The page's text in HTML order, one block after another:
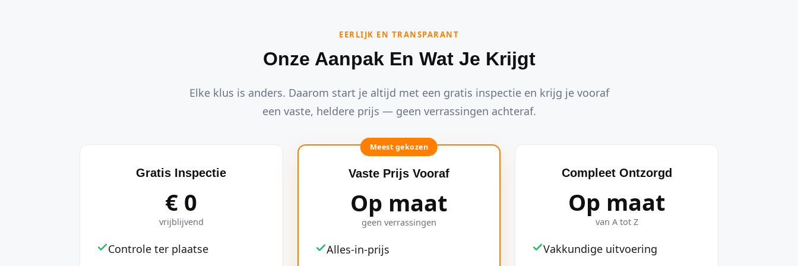
EERLIJK EN TRANSPARANT
Onze Aanpak En Wat Je Krijgt
Elke klus is anders. Daarom start je altijd met een gratis inspectie en krijg je vooraf
een vaste, heldere prijs — geen verrassingen achteraf.
Gratis Inspectie
€ 0
vrijblijvend
Controle ter plaatse
Meest gekozen
Vaste Prijs Vooraf
Op maat
geen verrassingen
Alles-in-prijs
Compleet Ontzorgd
Op maat
van A tot Z
Vakkundige uitvoering